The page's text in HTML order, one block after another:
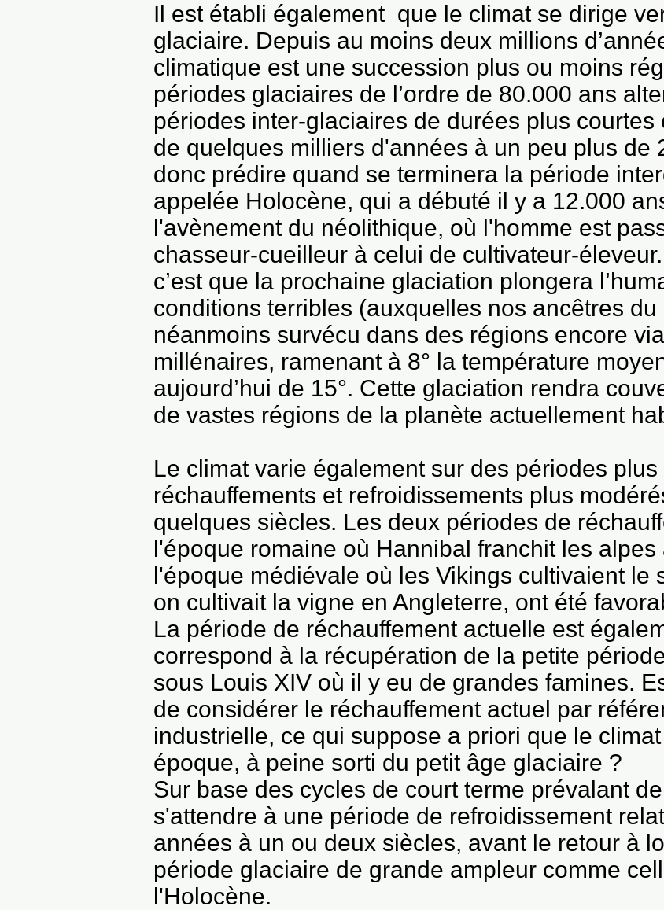
Il est établi également que le climat se dirige
glaciaire. Depuis au moins deux millions
climatique est une succession plus ou moins
périodes glaciaires de l’ordre de 80.000 ans
périodes inter-glaciaires de durées plus
de quelques milliers d'années à un peu plus de
donc prédire quand se terminera la période
appelée Holocène, qui a débuté il y a 12.000
l'avènement du néolithique, où l'homme est
chasseur-cueilleur à celui de cultivateur-éleveur
c’est que la prochaine glaciation plongera
conditions terribles (auxquelles nos ancêtres
néanmoins survécu dans des régions encore
millénaires, ramenant à 8° la température
aujourd’hui de 15°. Cette glaciation rendra
de vastes régions de la planète actuellement
Le climat varie également sur des périodes
réchauffements et refroidissements plus
quelques siècles. Les deux périodes de
l'époque romaine où Hannibal franchit les
l'époque médiévale où les Vikings cultivaient le
on cultivait la vigne en Angleterre, ont été
La période de réchauffement actuelle est
correspond à la récupération de la petite
sous Louis XIV où il y eu de grandes famines.
de considérer le réchauffement actuel par
industrielle, ce qui suppose a priori que le
époque, à peine sorti du petit âge glaciaire ?
Sur base des cycles de court terme prévalant
s'attendre à une période de refroidissement
années à un ou deux siècles, avant le retour à
période glaciaire de grande ampleur comme
l'Holocène.